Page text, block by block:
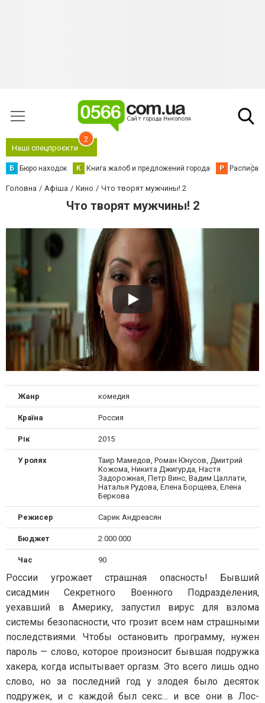
Наші спецпроєкти
2
Б Бюро находок К Книга жалоб и предложений города Р
Головна Афіша Кино Что творят мужчины! 2
Что творят мужчины! 2
Жанр комедия
Країна Россия
Рік 2015
У ролях
Таир Мамедов, Роман Юнусов, Дмитрий
Кожома, Никита Джигурда, Настя
Задорожная, Петр Винс, Вадим Цаллати,
Наталья Рудова, Елена Борщева, Елена
Беркова
Режисер Сарик Андреасян
Бюджет 2 000 000
Час 90
России угрожает страшная опасность! Бывший
сисадмин Секретного Военного Подразделения,
уехавший в Америку, запустил вирус для взлома
системы безопасности, что грозит всем нам страшными
последствиями. Чтобы остановить программу, нужен
пароль — слово, которое произносит бывшая подружка
хакера, когда испытывает оргазм. Это всего лишь одно
слово, но за последний год у злодея было десяток
подружек, и с каждой был секс… и все они в Лос-